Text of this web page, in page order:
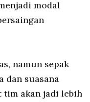
modal
namun sepak
dan suasana
tim akan jadi lebih